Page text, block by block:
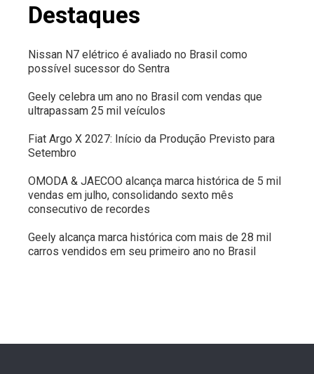
Destaques
Nissan N7 elétrico é avaliado no Brasil como
possível sucessor do Sentra
Geely celebra um ano no Brasil com vendas que
ultrapassam 25 mil veículos
Fiat Argo X 2027: Início da Produção Previsto para
Setembro
OMODA & JAECOO alcança marca histórica de 5 mil
vendas em julho, consolidando sexto mês
consecutivo de recordes
Geely alcança marca histórica com mais de 28 mil
carros vendidos em seu primeiro ano no Brasil